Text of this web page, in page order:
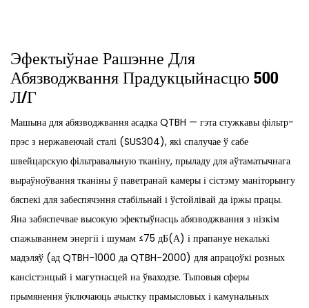
Эфектыўнае Рашэнне Для
Абязводжвання Прадукцыйнасцю 500
Л/г
Машына для абязводжвання асадка QTBH — гэта стужкавы фільтр-
прэс з нержавеючай сталі (SUS304), які спалучае ў сабе
швейцарскую фільтравальную тканіну, прыладу для аўтаматычнага
выраўноўвання тканіны ў паветранай камеры і сістэму маніторынгу
бяспекі для забеспячэння стабільнай і ўстойлівай да іржы працы.
Яна забяспечвае высокую эфектыўнасць абязводжвання з нізкім
спажываннем энергіі і шумам ≤75 дБ(А) і прапануе некалькі
мадэляў (ад QTBH-1000 да QTBH-2000) для апрацоўкі розных
кансістэнцый і магутнасцей на ўваходзе. Тыповыя сферы
прымянення ўключаюць ачыстку прамысловых і камунальных